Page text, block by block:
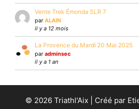
Vente Trek Émonda SLR 7
par ALAIN
il y a 12 mois
La Provence du Mardi 20 Mai 2025
par adminsec
il y a 1 an
© 2026 Triathl'Aix | Créé par